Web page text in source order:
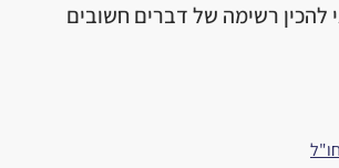
להכין רשימה של דברים חשובים